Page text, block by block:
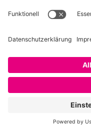
fazit: finde ich
das eigene
öffnen und
meinen augen
zukunft auch
insgesamt kann